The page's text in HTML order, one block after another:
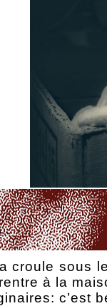
croule sous
à la
c’est